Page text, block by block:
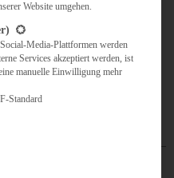
Website umgehen.
Media-Plattformen werden
Services akzeptiert werden, ist
manuelle Einwilligung mehr
Standard